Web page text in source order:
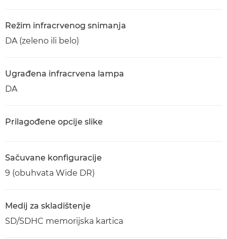
Režim infracrvenog snimanja
DA (zeleno ili belo)
Ugrađena infracrvena lampa
DA
Prilagođene opcije slike
Sačuvane konfiguracije
9 (obuhvata Wide DR)
Medij za skladištenje
SD/SDHC memorijska kartica